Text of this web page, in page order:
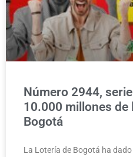
Número 2944,
10.000 millones de
Bogotá
La Lotería de Bogotá ha